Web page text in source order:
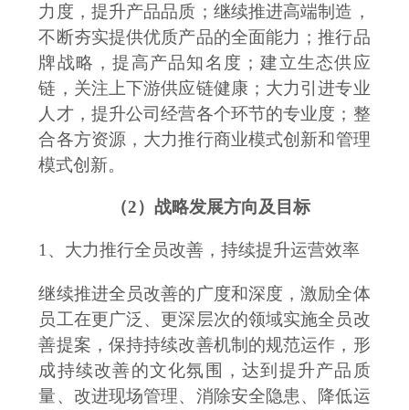
力度，提升产品品质； 继续推进高端制造 ，
不断夯实提供优质产品的全面能力；推行品
牌战略，提高产品知名度；建立生态供应
链，关注上下游供应链健康；大力引进专业
人才，提升公司经营各个环节的专业度；整
合各方资源， 大力推行商业模式创新和管理
模式创新。
（2） 战略发展方向及目标
1、大力推行全员改善，持续提升运营效率
继续推进全员改善的广度和深度，激励全体
员工在更广泛、更深层次的领域实施全员改
善提案，保持持续改善机制的规范运作，形
成持续改善的文化氛围，达到提升产品质
量、改进现场管理、消除安全隐患、降低运